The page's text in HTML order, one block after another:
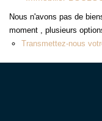
Nous n'avons pas de
moment , plusieurs
Transmettez-nous